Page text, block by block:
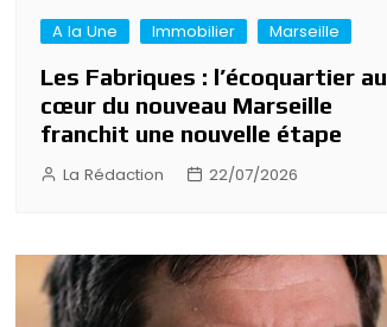
A la Une Immobilier Marseille
Les Fabriques : l’écoquartier au
cœur du nouveau Marseille
franchit une nouvelle étape
La Rédaction 22/07/2026